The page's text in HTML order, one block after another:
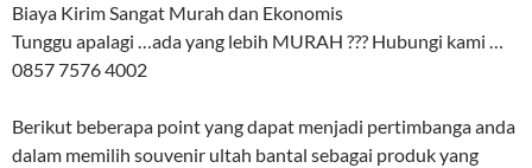
Biaya Kirim Sangat Murah dan Ekonomis
Tunggu apalagi …ada yang lebih MURAH ??? Hubungi kami …
0857 7576 4002
Berikut beberapa point yang dapat menjadi pertimbanga anda
dalam memilih souvenir ultah bantal sebagai produk yang